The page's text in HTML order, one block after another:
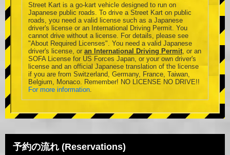
Street Kart is a go-kart vehicle designed to run on
Japanese public roads. To drive a Street Kart on public
roads, you need a valid license such as a Japanese
driver's license or an International Driving Permit. You
cannot drive without a license. For details, please see
"About Required Licenses". You need a valid Japanese
driver's license, or an International Driving Permit , or an
SOFA License for US Forces Japan, or your own driver's
license and an official Japanese translation of the license
if you are from Switzerland, Germany, France, Taiwan,
Belgium, Monaco. Remember! NO LICENSE NO DRIVE!!
For more information
予約の流れ (Reservations)